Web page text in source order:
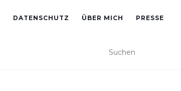
DATENSCHUTZ ÜBER MICH PRESSE